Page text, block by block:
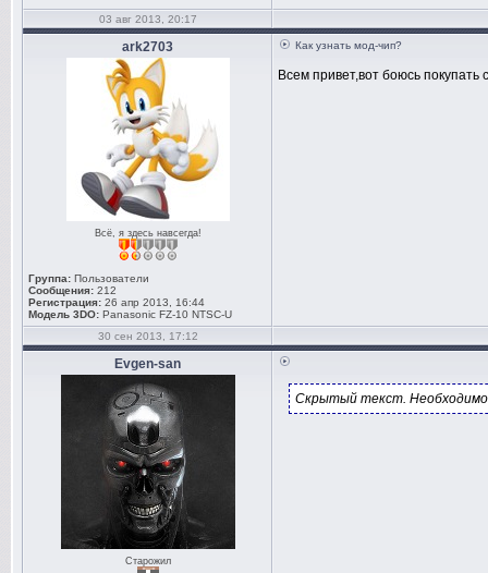
03 авг 2013, 20:17
ark2703
Всё, я здесь навсегда!
Группа: Пользователи
Сообщения: 212
Регистрация: 26 апр 2013, 16:44
Модель 3DO: Panasonic FZ-10 NTSC-U
Как узнать мод-чип?
Всем привет,вот боюсь покупать
30 сен 2013, 17:12
Evgen-san
Старожил
Скрытый текст. Необходимо